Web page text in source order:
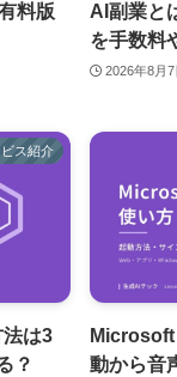
料版
AI副業と
を手数料
2026年8月
ス紹介
は3
？
動から音